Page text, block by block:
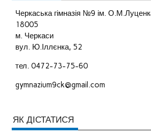
Черкаська гімназія №9 ім.
18005
м. Черкаси
вул. Ю.Іллєнка, 52
тел. 0472-73-75-60
gymnazium9ck@gmail.com
ЯК ДІСТАТИСЯ